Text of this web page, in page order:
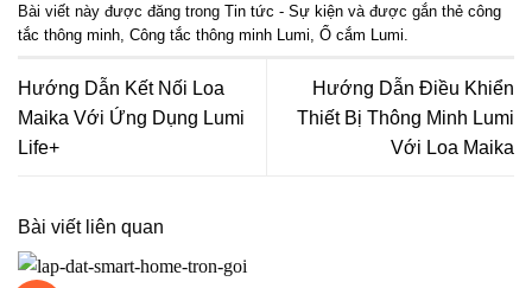
Bài viết này được đăng trong Tin tức - Sự kiện và được gắn thẻ công
tắc thông minh Công tắc thông minh Lumi Ổ cắm Lumi
Hướng Dẫn Kết Nối Loa
Maika Với Ứng Dụng Lumi
Life+
Hướng Dẫn Điều Khiển
Thiết Bị Thông Minh Lumi
Với Loa Maika
Bài viết liên quan